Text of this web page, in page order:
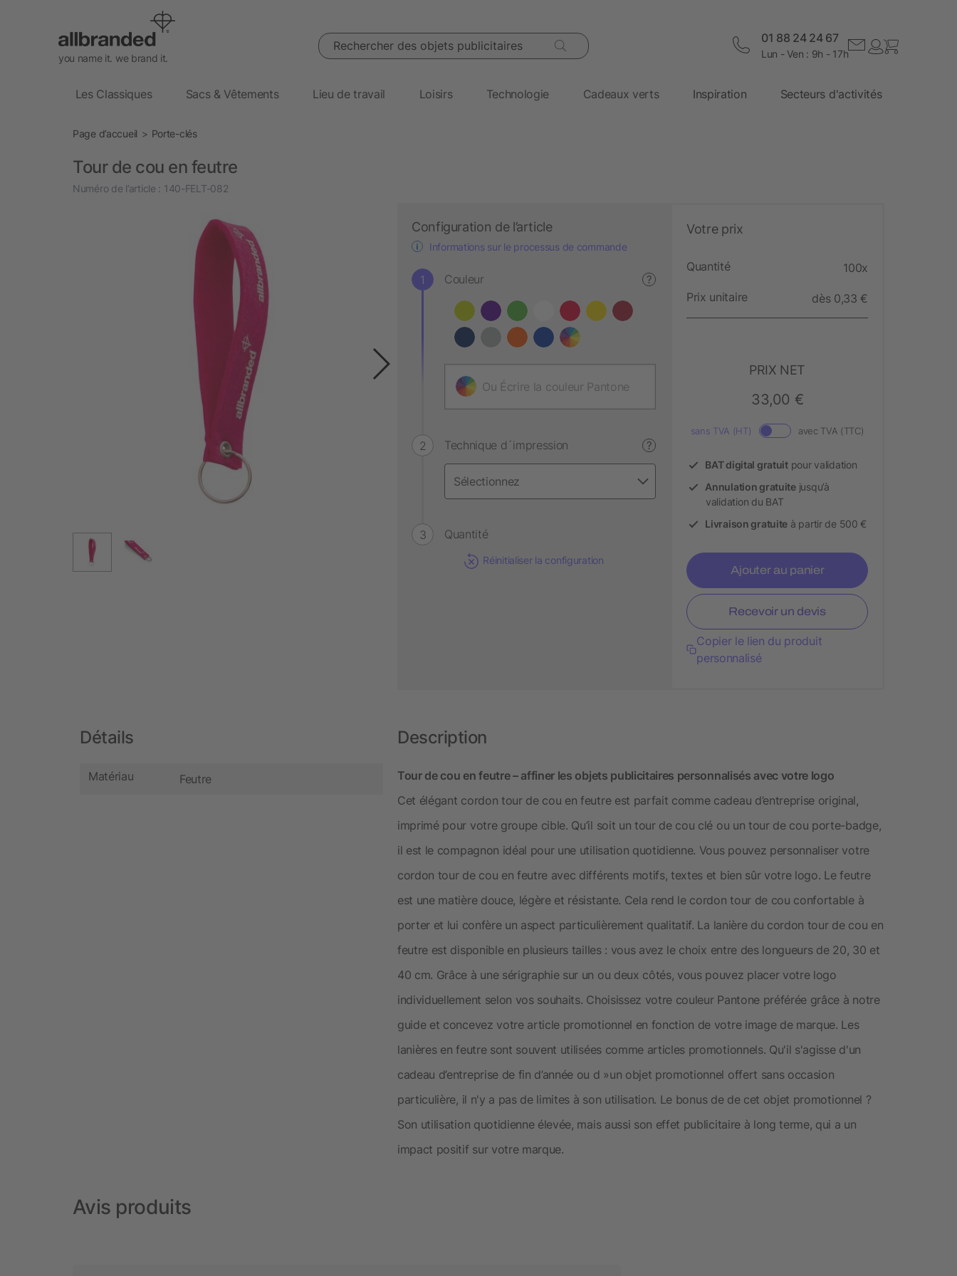
you name it. we brand it.
Rechercher des objets publicitaires 01 88 24 24 67
Lun - Ven : 9h - 17h
Les Classiques Sacs & Vêtements Lieu de travail Loisirs Technologie Cadeaux verts Inspiration Secteurs d'activités
Page d’accueil Porte-clés
Tour de cou en feutre
Numéro de l’article : 140-FELT-082
Configuration de l’article
Informations sur le processus de commande
Couleur ?
Technique d´impression ?
Quantité
Réinitialiser la configuration
Votre prix
Quantité 100x
Prix unitaire dès 0,33 €
PRIX NET
33,00 €
sans TVA (HT) avec TVA (TTC)
BAT digital gratuitpour validation
Annulation gratuitejusqu’à
validation du BAT
Livraison gratuite à partir de 500 €
Ajouter au panier
Recevoir un devis
Copier le lien du produit
personnalisé
Détails
Matériau Feutre
Description
Tour de cou en feutre – affiner les objets publicitaires personnalisés avec votre logo
Cet élégant cordon tour de cou en feutre est parfait comme cadeau d’entreprise original,
imprimé pour votre groupe cible. Qu’il soit un tour de cou clé ou un tour de cou porte-badge,
il est le compagnon idéal pour une utilisation quotidienne. Vous pouvez personnaliser votre
cordon tour de cou en feutre avec différents motifs, textes et bien sûr votre logo. Le feutre
est une matière douce, légère et résistante. Cela rend le cordon tour de cou confortable à
porter et lui confère un aspect particulièrement qualitatif. La lanière du cordon tour de cou en
feutre est disponible en plusieurs tailles : vous avez le choix entre des longueurs de 20, 30 et
40 cm. Grâce à une sérigraphie sur un ou deux côtés, vous pouvez placer votre logo
individuellement selon vos souhaits. Choisissez votre couleur Pantone préférée grâce à notre
guide et concevez votre article promotionnel en fonction de votre image de marque. Les
lanières en feutre sont souvent utilisées comme articles promotionnels. Qu'il s'agisse d'un
cadeau d’entreprise de fin d’année ou d »un objet promotionnel offert sans occasion
particulière, il n'y a pas de limites à son utilisation. Le bonus de de cet objet promotionnel ?
Son utilisation quotidienne élevée, mais aussi son effet publicitaire à long terme, qui a un
impact positif sur votre marque.
Avis produits